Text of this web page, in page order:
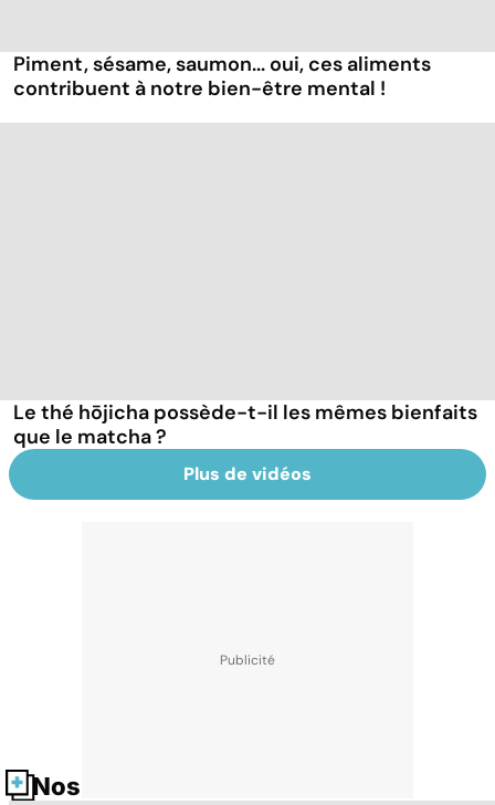
Piment, sésame, saumon... oui, ces aliments
contribuent à notre bien-être mental !
Le thé hōjicha possède-t-il les mêmes bienfaits
que le matcha ?
Plus de vidéos
Nos fiches santé